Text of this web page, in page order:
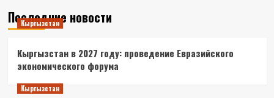
Последние новости
Кыргызстан
Кыргызстан в 2027 году: проведение Евразийского
экономического форума
Кыргызстан